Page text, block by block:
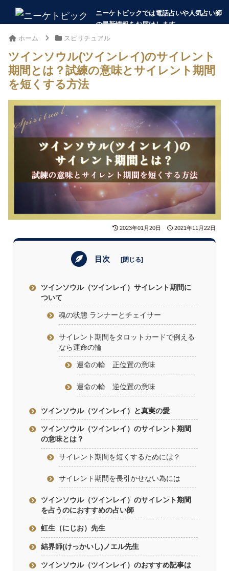
ホーム スピリチュアル
ツインソウル(ツインレイ)のサイレント
期間とは？試練の意味とサイレント期間
を短くする方法
2023年01月20日 2021年11月22日
目次
ツインソウル（ツインレイ）サイレント期間に
ついて
魂の状態 ランナーとチェイサー
サイレント期間をタロットカードで例える
なら運命の輪
運命の輪 正位置の意味
運命の輪 逆位置の意味
ツインソウル（ツインレイ）と真実の愛
ツインソウル（ツインレイ）のサイレント期間
の意味とは？
サイレント期間を短くするためには？
サイレント期間を長引かせない為には
ツインソウル（ツインレイ）のサイレント期間
を占うのにおすすめの占い師
虹生（にじお）先生
結界師(けっかいし)ノエル先生
ツインソウル（ツインレイ）のおすすめ記事は